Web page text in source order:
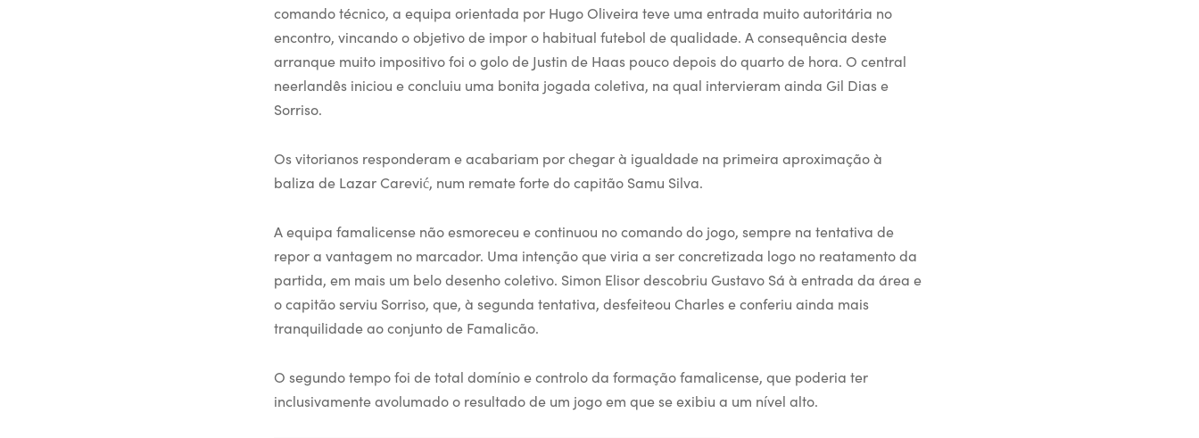
comando técnico, a equipa orientada por Hugo Oliveira teve uma entrada muito autoritária no
encontro, vincando o objetivo de impor o habitual futebol de qualidade. A consequência deste
arranque muito impositivo foi o golo de Justin de Haas pouco depois do quarto de hora. O central
neerlandês iniciou e concluiu uma bonita jogada coletiva, na qual intervieram ainda Gil Dias e
Sorriso.
Os vitorianos responderam e acabariam por chegar à igualdade na primeira aproximação à
baliza de Lazar Carević, num remate forte do capitão Samu Silva.
A equipa famalicense não esmoreceu e continuou no comando do jogo, sempre na tentativa de
repor a vantagem no marcador. Uma intenção que viria a ser concretizada logo no reatamento da
partida, em mais um belo desenho coletivo. Simon Elisor descobriu Gustavo Sá à entrada da área e
o capitão serviu Sorriso, que, à segunda tentativa, desfeiteou Charles e conferiu ainda mais
tranquilidade ao conjunto de Famalicão.
O segundo tempo foi de total domínio e controlo da formação famalicense, que poderia ter
inclusivamente avolumado o resultado de um jogo em que se exibiu a um nível alto.